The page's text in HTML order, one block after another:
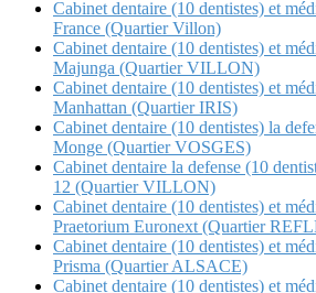
Cabinet dentaire (10 dentistes) et
France (Quartier Villon)
Cabinet dentaire (10 dentistes) et
Majunga (Quartier VILLON)
Cabinet dentaire (10 dentistes) et
Manhattan (Quartier IRIS)
Cabinet dentaire (10 dentistes) la
Monge (Quartier VOSGES)
Cabinet dentaire la defense (10
12 (Quartier VILLON)
Cabinet dentaire (10 dentistes) et
Praetorium Euronext (Quartier
Cabinet dentaire (10 dentistes) et
Prisma (Quartier ALSACE)
Cabinet dentaire (10 dentistes) et